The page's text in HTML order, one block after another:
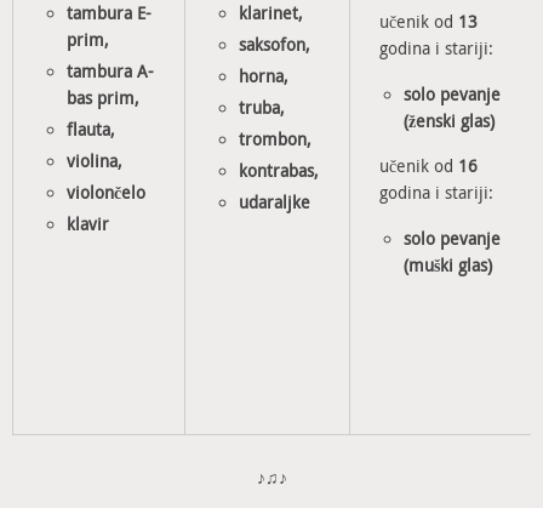
tambura E-
prim,
tambura A-
bas prim,
flauta,
violina,
violončelo
klavir
klarinet,
saksofon,
horna,
truba,
trombon,
kontrabas,
udaraljke
učenik od 13
godina i stariji:
solo pevanje
(ženski glas)
učenik od 16
godina i stariji:
solo pevanje
(muški glas)
♪♫♪